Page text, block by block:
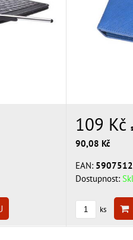
109 Kč
90,08 Kč
EAN:
Dostupnost:
ks